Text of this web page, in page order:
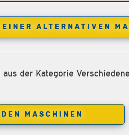
EINER ALTERNATIVEN
der Kategorie
MASCHINEN